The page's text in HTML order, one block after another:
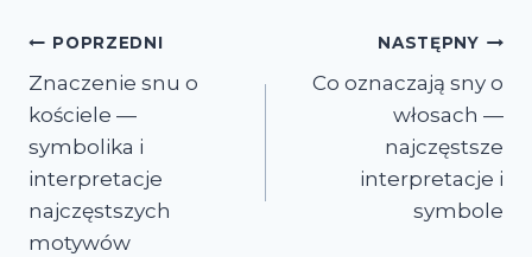
Nawigacja
wpisu
POPRZEDNI
Znaczenie snu o
kościele —
symbolika i
interpretacje
najczęstszych
motywów
NASTĘPNY
Co oznaczają sny o
włosach —
najczęstsze
interpretacje i
symbole